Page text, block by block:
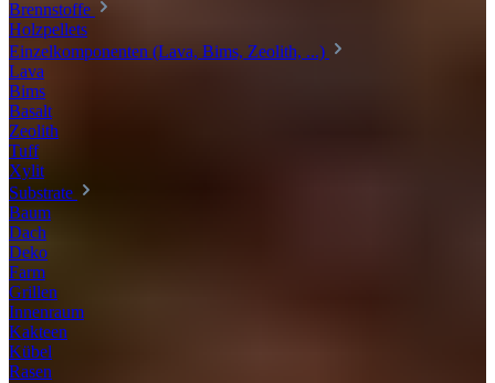
Brennstoffe
Holzpellets
Einzelkomponenten (Lava, Bims, Zeolith, ...)
Lava
Bims
Basalt
Zeolith
Tuff
Xylit
Substrate
Baum
Dach
Deko
Farm
Grillen
Innenraum
Kakteen
Kübel
Rasen